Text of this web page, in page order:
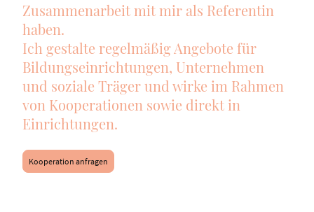
Zusammenarbeit mit mir als Referentin
haben.
Ich gestalte regelmäßig Angebote für
Bildungseinrichtungen, Unternehmen
und soziale Träger und wirke im Rahmen
von Kooperationen sowie direkt in
Einrichtungen.
Kooperation anfragen